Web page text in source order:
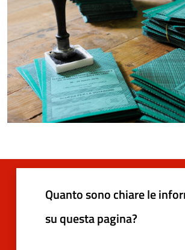
Quanto sono chiare le
su questa pagina?